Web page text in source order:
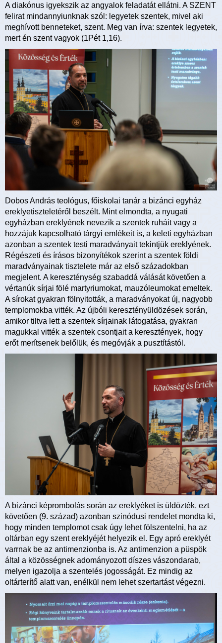
A diakónus igyekszik az angyalok feladatát ellátni. A SZENT
felirat mindannyiunknak szól: legyetek szentek, mivel aki
meghívott benneteket, szent. Meg van írva: szentek legyetek,
mert én szent vagyok (1Pét 1,16).
Dobos András teológus, főiskolai tanár a bizánci egyház
ereklyetiszteletéről beszélt. Mint elmondta, a nyugati
egyházban ereklyének nevezik a szentek ruháit vagy a
hozzájuk kapcsolható tárgyi emlékeit is, a keleti egyházban
azonban a szentek testi maradványait tekintjük ereklyének.
Régészeti és írásos bizonyítékok szerint a szentek földi
maradványainak tisztelete már az első századokban
megjelent. A kereszténység szabaddá válását követően a
vértanúk sírjai fölé martyriumokat, mauzóleumokat emeltek.
A sírokat gyakran fölnyitották, a maradványokat új, nagyobb
templomokba vitték. Az újbóli keresztényüldözések során,
amikor tiltva lett a szentek sírjainak látogatása, gyakran
magukkal vitték a szentek csontjait a keresztények, hogy
erőt merítsenek belőlük, és megóvják a pusztítástól.
A bizánci képrombolás során az ereklyéket is üldözték, ezt
követően (9. század) azonban szinódusi rendelet mondta ki,
hogy minden templomot csak úgy lehet fölszentelni, ha az
oltárban egy szent ereklyéjét helyezik el. Egy apró ereklyét
varrnak be az antimenzionba is. Az antimenzion a püspök
által a közösségnek adományozott díszes vászondarab,
melyen igazolja a szentelés jogosságát. Ez mindig az
oltárterítő alatt van, enélkül nem lehet szertartást végezni.